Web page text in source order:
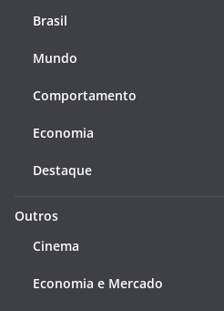
Brasil
Mundo
Comportamento
Economia
Destaque
Outros
Cinema
Economia e Mercado